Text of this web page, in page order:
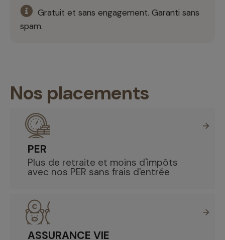
Gratuit et sans engagement. Garanti sans
spam.
Nos placements
PER
Plus de retraite et moins d'impôts
avec nos PER sans frais d'entrée
ASSURANCE VIE